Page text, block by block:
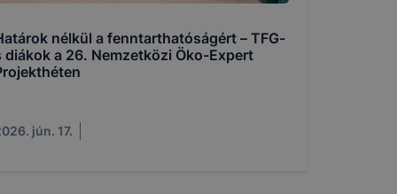
nélkül a fenntarthatóságért – TFG-
diákok a 26. Nemzetközi Öko-Expert
jún. 17.